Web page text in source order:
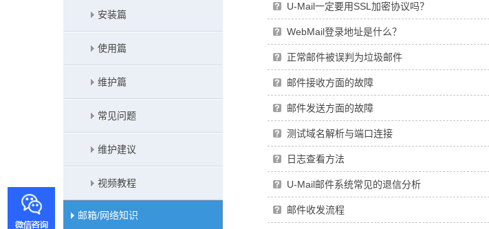
安装篇
使用篇
维护篇
常见问题
维护建议
视频教程
邮箱/网络知识
U-Mail一定要用SSL加密协议吗？
WebMail登录地址是什么？
正常邮件被误判为垃圾邮件
邮件接收方面的故障
邮件发送方面的故障
测试域名解析与端口连接
日志查看方法
U-Mail邮件系统常见的退信分析
邮件收发流程